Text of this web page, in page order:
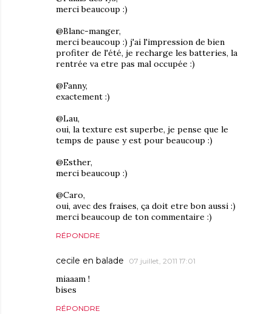
merci beaucoup :)
@Blanc-manger,
merci beaucoup :) j'ai l'impression de bien
profiter de l'été, je recharge les batteries, la
rentrée va etre pas mal occupée :)
@Fanny,
exactement :)
@Lau,
oui, la texture est superbe, je pense que le
temps de pause y est pour beaucoup :)
@Esther,
merci beaucoup :)
@Caro,
oui, avec des fraises, ça doit etre bon aussi :)
merci beaucoup de ton commentaire :)
RÉPONDRE
cecile en balade 07 juillet, 2011 17:01
miaaam !
bises
RÉPONDRE